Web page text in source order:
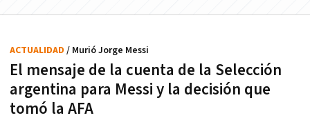
El mensaje de la cuenta de la Selección
argentina para Messi y la decisión que
tomó la AFA
ACTUALIDAD / Murió Jorge Messi